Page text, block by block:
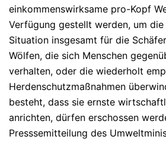
einkommenswirksame pro-Kopf
Verfügung gestellt werden, um die
Situation insgesamt für die
Wölfen, die sich Menschen
verhalten, oder die wiederholt
Herdenschutzmaßnahmen
besteht, dass sie ernste
anrichten, dürfen erschossen
Presssemitteilung des